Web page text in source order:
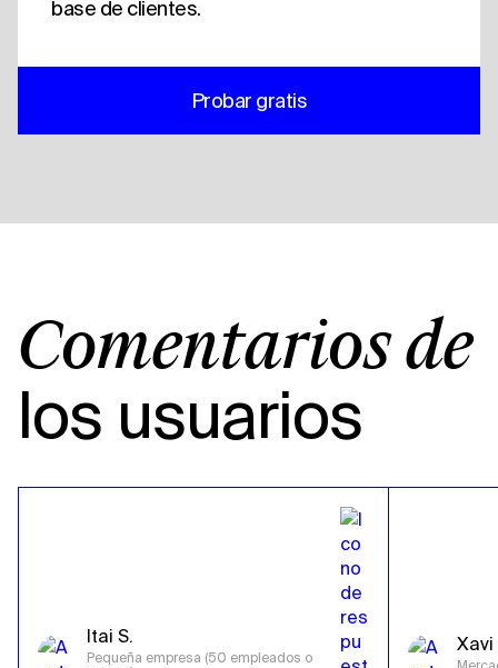
base de clientes.
Probar gratis
Comentarios de
los usuarios
Itai S.
Pequeña empresa (50 empleados o
Xavi